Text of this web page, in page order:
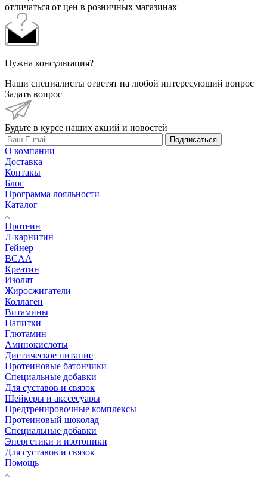
отличаться от цен в розничных магазинах
Нужна консультация?
Наши специалисты ответят на любой интересующий вопрос
Задать вопрос
Будьте в курсе наших акций и новостей
Подписаться
О компании
Доставка
Контакы
Блог
Программа лояльности
Каталог
Протеин
Л-карнитин
Гейнер
BCAA
Креатин
Изолят
Жиросжигатели
Коллаген
Витамины
Напитки
Глютамин
Аминокислоты
Диетическое питание
Протеиновые батончики
Специальные добавки
Для суставов и связок
Шейкеры и акссесуары
Предтренировочные комплексы
Протеиновый шоколад
Специальные добавки
Энергетики и изотоники
Для суставов и связок
Помощь